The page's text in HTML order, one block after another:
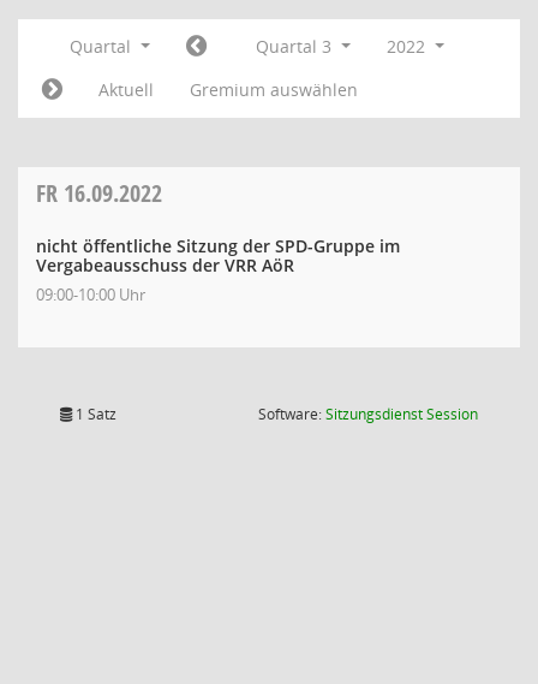
Quartal Quartal 3
2022
Aktuell
Gremium auswählen
FR 16.09.2022
nicht öffentliche Sitzung der SPD-Gruppe im
Vergabeausschuss der VRR AöR
09:00-10:00 Uhr
1 Satz Software:SitzungsdienstSession(Wird in